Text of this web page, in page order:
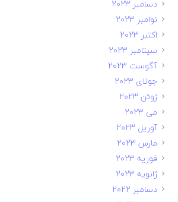
دسامبر 2023
نوامبر 2023
اکتبر 2023
سپتامبر 2023
آگوست 2023
جولای 2023
ژوئن 2023
می 2023
آوریل 2023
مارس 2023
فوریه 2023
ژانویه 2023
دسامبر 2022